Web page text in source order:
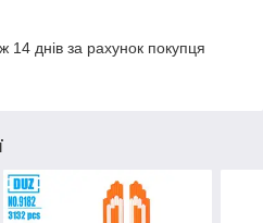
днів за рахунок покупця